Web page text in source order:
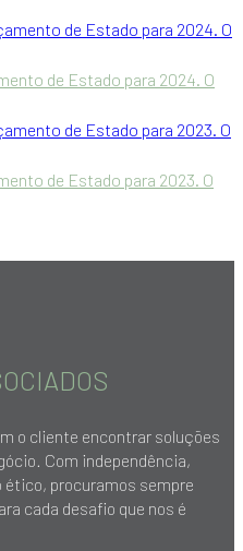
de Estado para 2024. O
de Estado para 2023. O
o cliente encontrar soluções
Com independência,
procuramos sempre
cada desafio que nos é